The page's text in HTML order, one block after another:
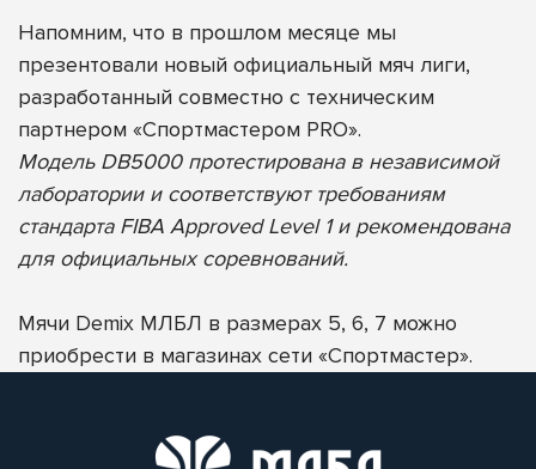
Напомним, что в прошлом месяце мы
презентовали новый официальный мяч лиги,
разработанный совместно с техническим
партнером «Спортмастером PRO».
Модель DB5000 протестирована в независимой
лаборатории и соответствуют требованиям
стандарта FIBA Approved Level 1 и рекомендована
для официальных соревнований.
Мячи Demix МЛБЛ в размерах 5, 6, 7 можно
приобрести в магазинах сети «Спортмастер».